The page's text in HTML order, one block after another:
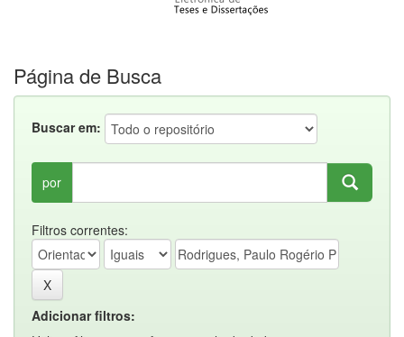
Página de Busca
Buscar em:
por
Filtros correntes:
Adicionar filtros: